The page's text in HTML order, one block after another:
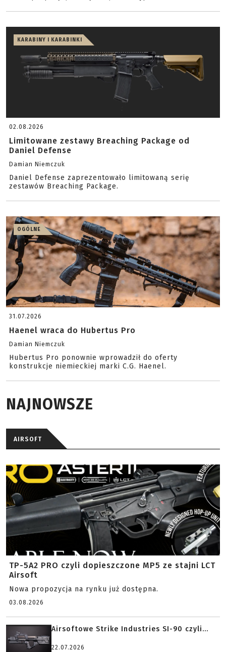
KARABINY I KARABINKI
02.08.2026
Limitowane zestawy Breaching Package od
Daniel Defense
Damian Niemczuk
Daniel Defense zaprezentowało limitowaną serię
zestawów Breaching Package.
OGÓLNE
31.07.2026
Haenel wraca do Hubertus Pro
Damian Niemczuk
Hubertus Pro ponownie wprowadził do oferty
konstrukcje niemieckiej marki C.G. Haenel.
NAJNOWSZE
AIRSOFT
TP-5A2 PRO czyli dopieszczone MP5 ze stajni LCT
Airsoft
Nowa propozycja na rynku już dostępna.
03.08.2026
Airsoftowe Strike Industries SI-90 czyli...
22.07.2026